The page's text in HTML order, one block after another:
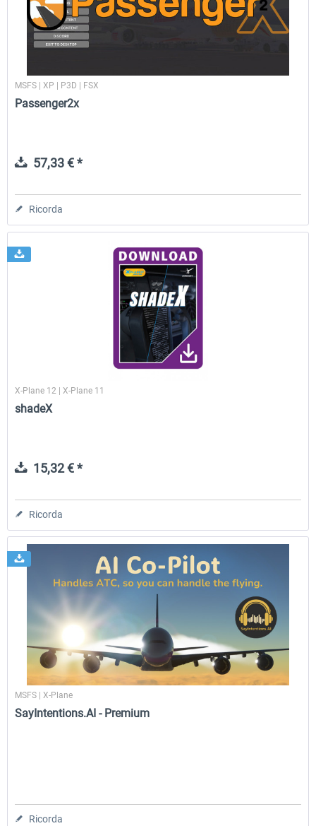
MSFS | XP | P3D | FSX
Passenger2x
57,33 € *
Ricorda
X-Plane 12 | X-Plane 11
shadeX
15,32 € *
Ricorda
MSFS | X-Plane
SayIntentions.AI - Premium
Ricorda